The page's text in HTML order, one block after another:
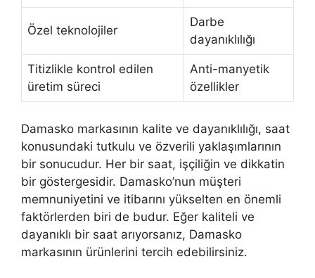
Özel teknolojiler
Darbe
dayanıklılığı
Titizlikle kontrol edilen
üretim süreci
Anti-manyetik
özellikler
Damasko markasının kalite ve dayanıklılığı, saat
konusundaki tutkulu ve özverili yaklaşımlarının
bir sonucudur. Her bir saat, işçiliğin ve dikkatin
bir göstergesidir. Damasko’nun müşteri
memnuniyetini ve itibarını yükselten en önemli
faktörlerden biri de budur. Eğer kaliteli ve
dayanıklı bir saat arıyorsanız, Damasko
markasının ürünlerini tercih edebilirsiniz.